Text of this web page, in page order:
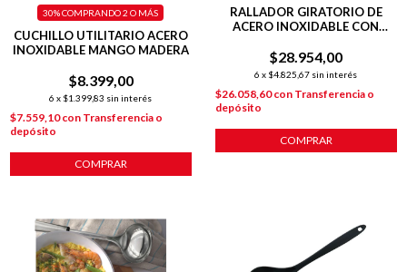
CUCHILLO UTILITARIO ACERO
INOXIDABLE MANGO MADERA
$8.399,00
6 x $1.399,83 sin interés
30%COMPRANDO 2 O MÁS
$7.559,10con Transferencia o
depósito
COMPRAR
RALLADOR GIRATORIO DE
ACERO INOXIDABLE CON
MANGO ERGONÓMICO
$28.954,00
6 x $4.825,67 sin interés
$26.058,60con Transferencia o
depósito
COMPRAR